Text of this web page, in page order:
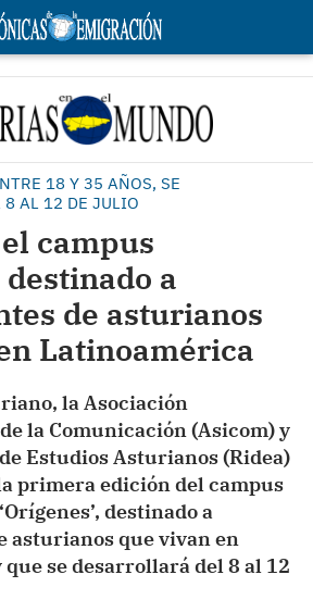
18 Y 35 AÑOS, SE
8 AL 12 DE JULIO
campus
destinado a
de asturianos
Latinoamérica
la Asociación
la Comunicación (Asicom) y
Estudios Asturianos (Ridea)
primera edición del campus
destinado a
asturianos que vivan en
se desarrollará del 8 al 12